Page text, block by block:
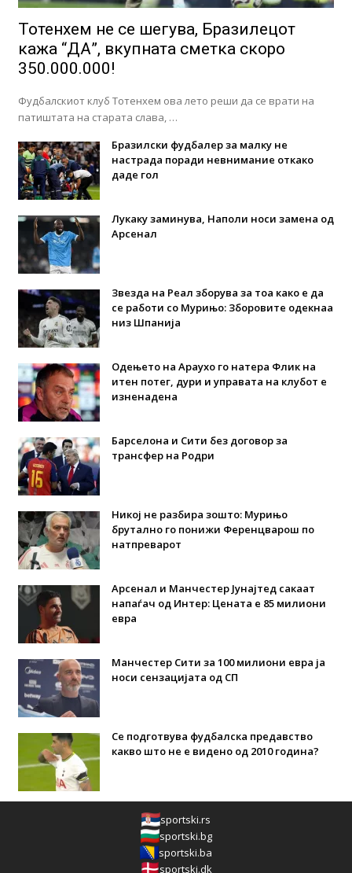
Тотенхем не се шегува, Бразилецот
кажа “ДА”, вкупната сметка скоро
350.000.000!
Фудбалскиот клуб Тотенхем ова лето реши да се врати на
патиштата на старата слава, …
Бразилски фудбалер за малку не
настрада поради невнимание откако
даде гол
Лукаку заминува, Наполи носи замена од
Арсенал
Звезда на Реал зборува за тоа како е да
се работи со Мурињо: Зборовите одекнаа
низ Шпанија
Одењето на Араухо го натера Флик на
итен потег, дури и управата на клубот е
изненадена
Барселона и Сити без договор за
трансфер на Родри
Никој не разбира зошто: Мурињо
брутално го понижи Ференцварош по
натпреварот
Арсенал и Манчестер Јунајтед сакаат
напаѓач од Интер: Цената е 85 милиони
евра
Манчестер Сити за 100 милиони евра ја
носи сензацијата од СП
Се подготвува фудбалска предавство
какво што не е видено од 2010 година?
sportski.rs
sportski.bg
sportski.ba
sportski.dk